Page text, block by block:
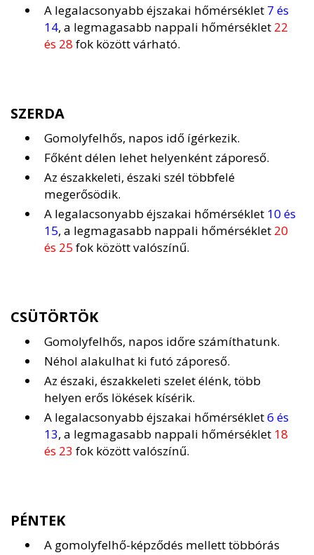
A legalacsonyabb éjszakai hőmérséklet 7 és
14, a legmagasabb nappali hőmérséklet 22
és 28 fok között várható.
SZERDA
Gomolyfelhős, napos idő ígérkezik.
Főként délen lehet helyenként záporeső.
Az északkeleti, északi szél többfelé
megerősödik.
A legalacsonyabb éjszakai hőmérséklet 10 és
15, a legmagasabb nappali hőmérséklet 20
és 25 fok között valószínű.
CSÜTÖRTÖK
Gomolyfelhős, napos időre számíthatunk.
Néhol alakulhat ki futó záporeső.
Az északi, északkeleti szelet élénk, több
helyen erős lökések kísérik.
A legalacsonyabb éjszakai hőmérséklet6 és
13, a legmagasabb nappali hőmérséklet 18
és 23 fok között valószínű.
PÉNTEK
A gomolyfelhő-képződés mellett többórás